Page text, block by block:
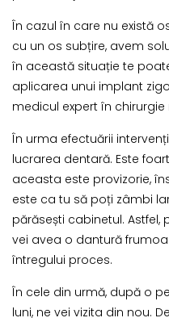
În cazul în care nu există
cu un os subțire, avem
în această situație te
aplicarea unui implant
medicul expert în
În urma efectuării
lucrarea dentară. Este
aceasta este provizorie,
este ca tu să poți zâmbi
părăsești cabinetul.
vei avea o dantură
întregului proces.
În cele din urmă, după o
luni, ne vei vizita din nou.